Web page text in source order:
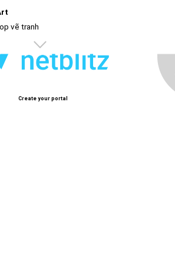
vẽ tranh
cho giới trẻ.
Create your portal